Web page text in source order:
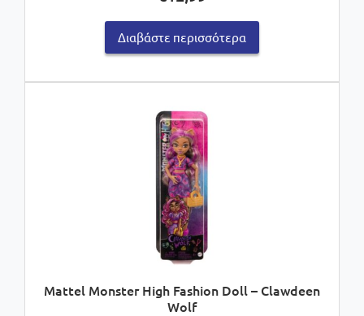
Διαβάστε περισσότερα
Mattel Monster High Fashion Doll – Clawdeen
Wolf